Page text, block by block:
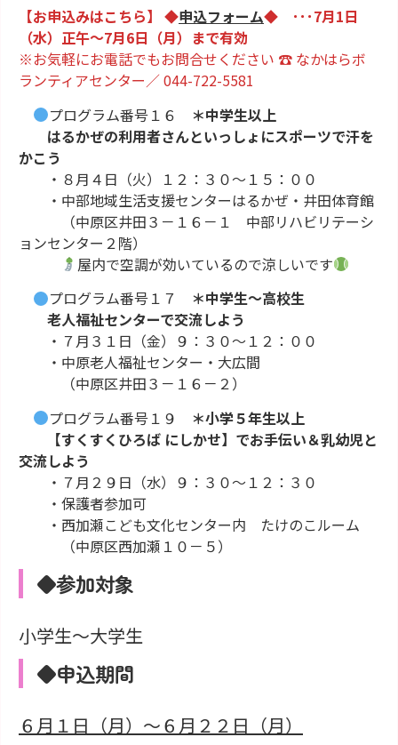
【お申込みはこちら】 ◆申込フォーム◆ ･･･7月1日
（水）正午～7月6日（月）まで有効
※お気軽にお電話でもお問合せください ☎ なかはらボ
ランティアセンター／ 044-722-5581
プログラム番号１６ ＊中学生以上
はるかぜの利用者さんといっしょにスポーツで汗を
かこう
・８月４日（火）１２：３０～１５：００
・中部地域生活支援センターはるかぜ・井田体育館
（中原区井田３－１６－１ 中部リハビリテーシ
ョンセンター２階）
屋内で空調が効いているので涼しいです
プログラム番号１７ ＊中学生～高校生
老人福祉センターで交流しよう
・７月３１日（金）９：３０～１２：００
・中原老人福祉センター・大広間
（中原区井田３－１６－２）
プログラム番号１９ ＊小学５年生以上
【すくすくひろば にしかせ】でお手伝い＆乳幼児と
交流しよう
・７月２９日（水）９：３０～１２：３０
・保護者参加可
・西加瀬こども文化センター内 たけのこルーム
（中原区西加瀬１０－５）
◆参加対象
小学生～大学生
◆申込期間
６月１日（月）～６月２２日（月）